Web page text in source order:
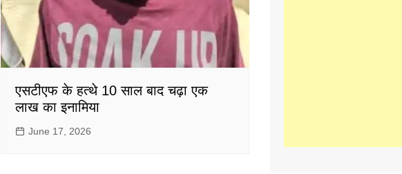
एसटीएफ के हत्थे 10 साल बाद चढ़ा एक
लाख का इनामिया
June 17, 2026